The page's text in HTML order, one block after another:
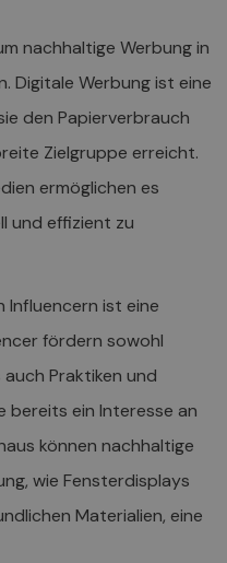
nachhaltige Werbung in
Digitale Werbung ist eine
den Papierverbrauch
Zielgruppe erreicht.
ermöglichen es
und effizient zu
Influencern ist eine
fördern sowohl
Praktiken und
bereits ein Interesse an
können nachhaltige
wie Fensterdisplays
Materialien, eine